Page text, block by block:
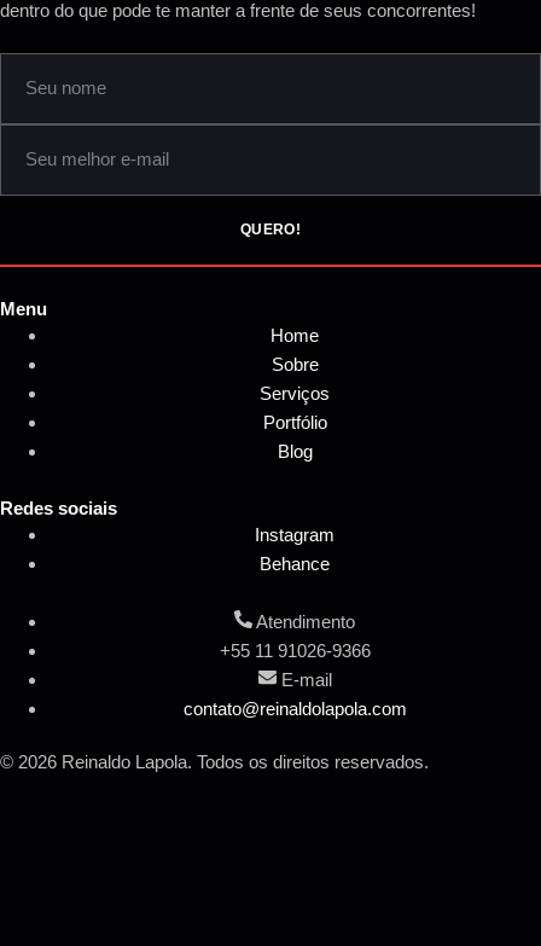
dentro do que pode te manter a frente de seus concorrentes!
QUERO!
Menu
Home
Sobre
Serviços
Portfólio
Blog
Redes sociais
Instagram
Behance
Atendimento
+55 11 91026-9366
E-mail
contato@reinaldolapola.com
© 2026 Reinaldo Lapola. Todos os direitos reservados.